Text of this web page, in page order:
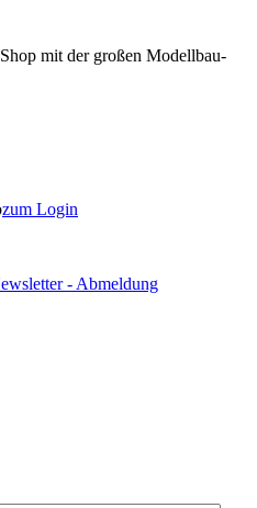
mit der großen Modellbau-
zum Login
- Abmeldung